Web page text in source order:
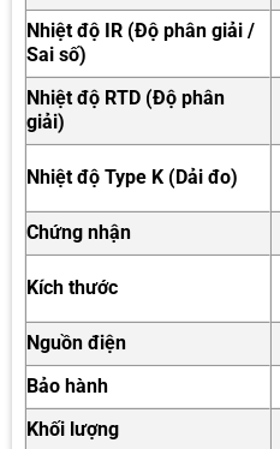
Nhiệt độ IR (Độ phân giải /
Sai số)
Nhiệt độ RTD (Độ phân
giải)
Nhiệt độ Type K (Dải đo)
Chứng nhận
Kích thước
Nguồn điện
Bảo hành
Khối lượng